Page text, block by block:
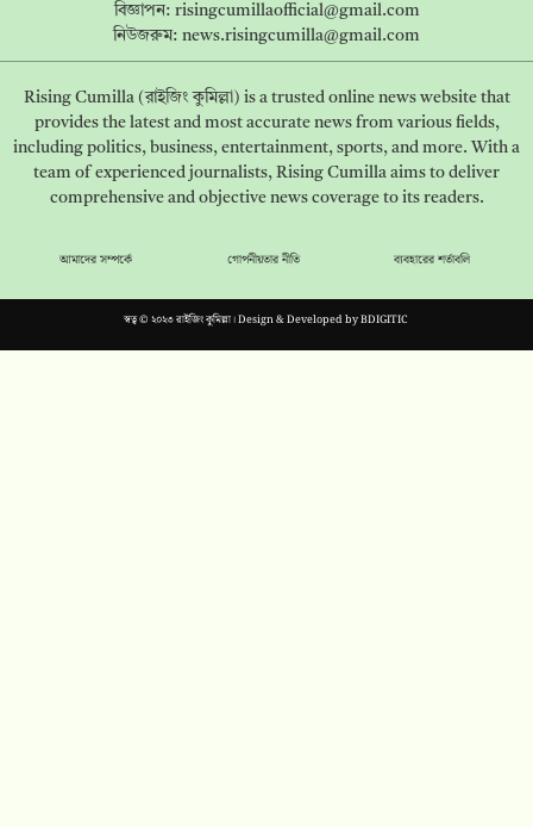
বিজ্ঞাপন: risingcumillaofficial@gmail.com
নিউজরুম: news.risingcumilla@gmail.com
Rising Cumilla (রাইজিং কুমিল্লা) is a trusted online news website that
provides the latest and most accurate news from various fields,
including politics, business, entertainment, sports, and more. With a
team of experienced journalists, Rising Cumilla aims to deliver
comprehensive and objective news coverage to its readers.
আমাদের সম্পর্কে গোপনীয়তার নীতি ব্যবহারের শর্তাবলি
স্বত্ব © ২০২৩ রাইজিং কুমিল্লা। Design & Developed byBDIGITIC